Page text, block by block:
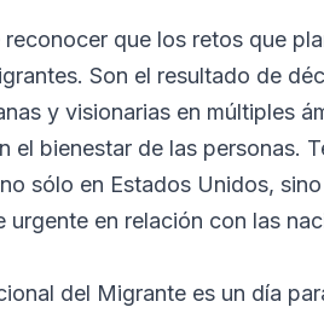
reconocer que los retos que
Son el resultado de
y visionarias en múltiples
el bienestar de las personas.
sólo en Estados Unidos,
urgente en relación con las
del Migrante es un día